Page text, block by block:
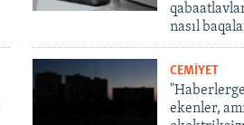
nasıl
CEMİYET
ekenler,